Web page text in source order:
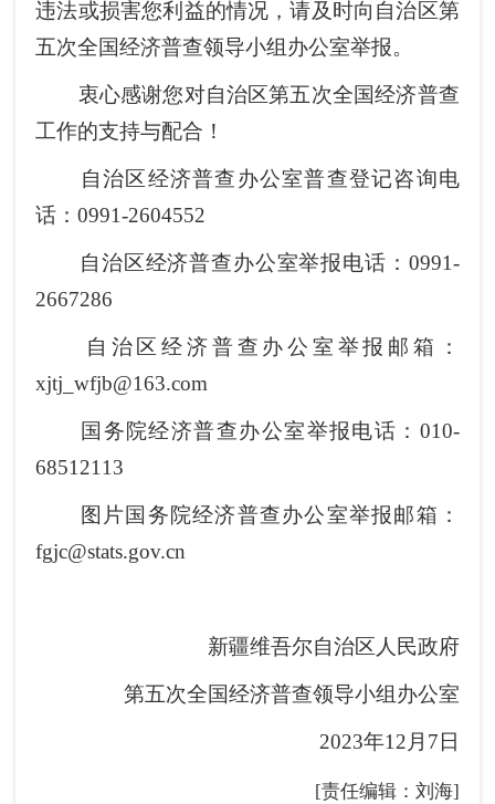
违法或损害您利益的情况，请及时向自治区第
五次全国经济普查领导小组办公室举报。
衷心感谢您对自治区第五次全国经济普查
工作的支持与配合！
自治区经济普查办公室普查登记咨询电
话：0991-2604552
自治区经济普查办公室举报电话：0991-
2667286
自治区经济普查办公室举报邮箱：
xjtj_wfjb@163.com
国务院经济普查办公室举报电话：010-
68512113
图片国务院经济普查办公室举报邮箱：
fgjc@stats.gov.cn
新疆维吾尔自治区人民政府
第五次全国经济普查领导小组办公室
2023年12月7日
[责任编辑：刘海]